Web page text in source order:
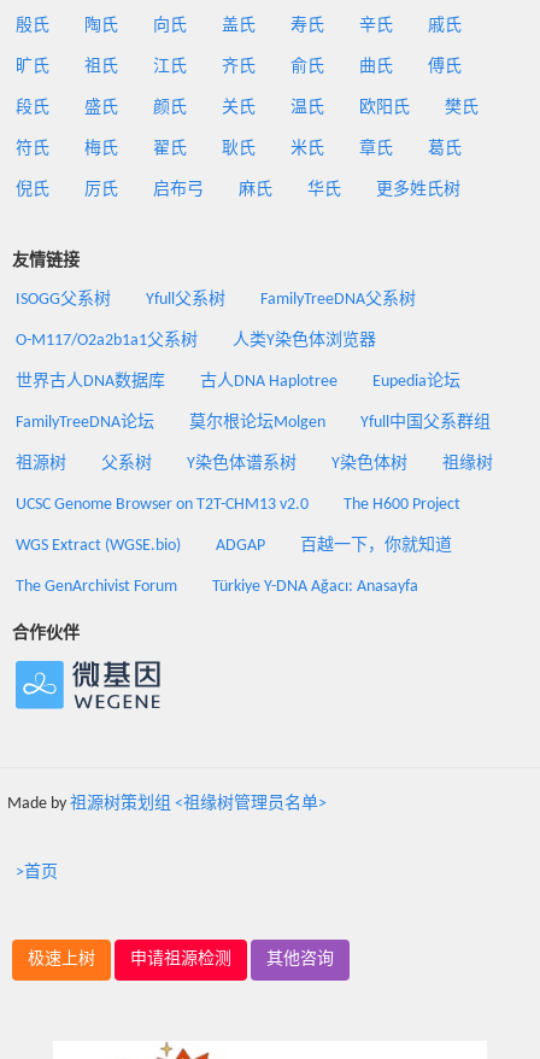
殷氏 陶氏 向氏 盖氏 寿氏 辛氏 戚氏
旷氏 祖氏 江氏 齐氏 俞氏 曲氏 傅氏
段氏 盛氏 颜氏 关氏 温氏 欧阳氏 樊氏
符氏 梅氏 翟氏 耿氏 米氏 章氏 葛氏
倪氏 厉氏 启布弓 麻氏 华氏 更多姓氏树
友情链接
ISOGG父系树 Yfull父系树 FamilyTreeDNA父系树
O-M117/O2a2b1a1父系树 人类Y染色体浏览器
世界古人DNA数据库 古人DNA Haplotree Eupedia论坛
FamilyTreeDNA论坛 莫尔根论坛Molgen Yfull中国父系群组
祖源树 父系树 Y染色体谱系树 Y染色体树 祖缘树
UCSC Genome Browser on T2T-CHM13 v2.0 The H600 Project
WGS Extract (WGSE.bio) ADGAP 百越一下，你就知道
The GenArchivist Forum Türkiye Y-DNA Ağacı: Anasayfa
合作伙伴
Made by 祖源树策划组 <祖缘树管理员名单>
>首页
极速上树 申请祖源检测 其他咨询